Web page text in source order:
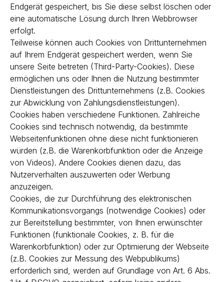
Endgerät gespeichert, bis Sie diese selbst löschen oder
eine automatische Lösung durch Ihren Webbrowser
erfolgt.
Teilweise können auch Cookies von Drittunternehmen
auf Ihrem Endgerät gespeichert werden, wenn Sie
unsere Seite betreten (Third-Party-Cookies). Diese
ermöglichen uns oder Ihnen die Nutzung bestimmter
Dienstleistungen des Drittunternehmens (z.B. Cookies
zur Abwicklung von Zahlungsdienstleistungen).
Cookies haben verschiedene Funktionen. Zahlreiche
Cookies sind technisch notwendig, da bestimmte
Webseitenfunktionen ohne diese nicht funktionieren
würden (z.B. die Warenkorbfunktion oder die Anzeige
von Videos). Andere Cookies dienen dazu, das
Nutzerverhalten auszuwerten oder Werbung
anzuzeigen.
Cookies, die zur Durchführung des elektronischen
Kommunikationsvorgangs (notwendige Cookies) oder
zur Bereitstellung bestimmter, von Ihnen erwünschter
Funktionen (funktionale Cookies, z. B. für die
Warenkorbfunktion) oder zur Optimierung der Webseite
(z.B. Cookies zur Messung des Webpublikums)
erforderlich sind, werden auf Grundlage von Art. 6 Abs.